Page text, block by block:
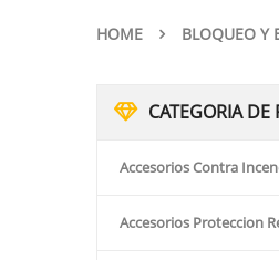
HOME BLOQUEO Y
CATEGORIA
Accesorios Contra
Accesorios Proteccion